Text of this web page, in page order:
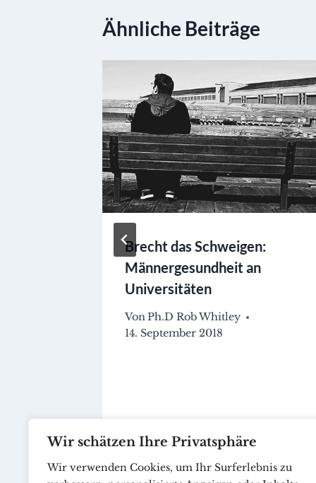
Wir schätzen Ihre Privatsphäre
Wir verwenden Cookies, um Ihr Surferlebnis zu
Ähnliche Beiträge
Brecht das Schweigen:
Männergesundheit an
Universitäten
VonPh.D Rob Whitley
14. September 2018